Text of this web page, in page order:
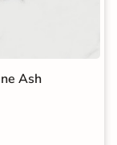
Ash